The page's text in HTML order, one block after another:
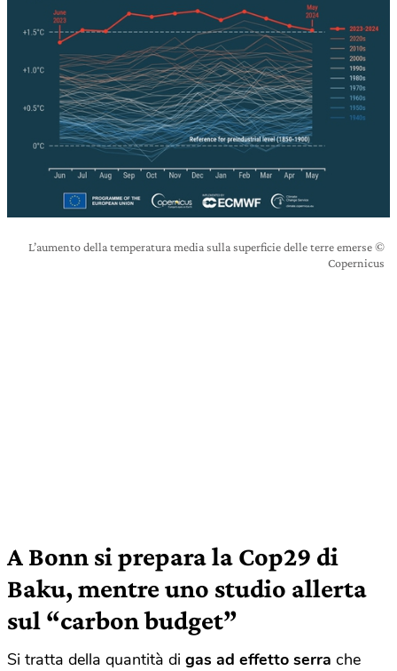
L’aumento della temperatura media sulla superficie delle terre emerse ©
Copernicus
A Bonn si prepara la Cop29 di
Baku, mentre uno studio allerta
sul “carbon budget”
Si tratta della quantità di gas ad effetto serra che